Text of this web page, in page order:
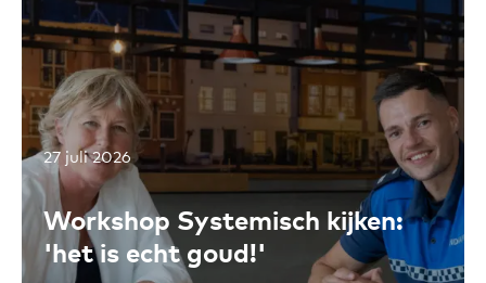
Toevoegen aan favorieten
27 juli 2026
Workshop Systemisch kijken:
'het is echt goud!'